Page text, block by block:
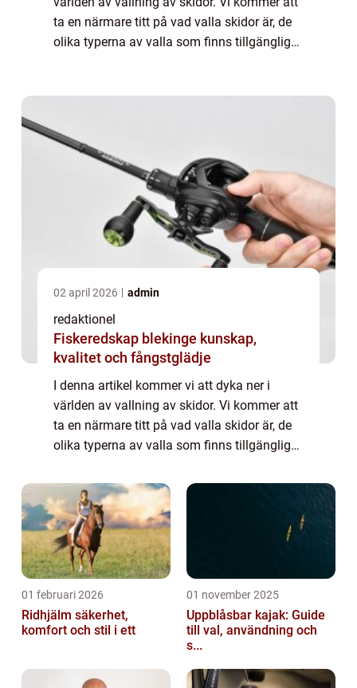
ta en närmare titt på vad valla skidor är, de
olika typerna av valla som finns tillgängliga,
02 april 2026 admin
redaktionel
Fiskeredskap blekinge kunskap,
kvalitet och fångstglädje
I denna artikel kommer vi att dyka ner i
världen av vallning av skidor. Vi kommer att
ta en närmare titt på vad valla skidor är, de
olika typerna av valla som finns tillgängliga,
olika valla kan skilja sig från...
01 februari 2026
Ridhjälm säkerhet,
komfort och stil i ett
01 november 2025
Uppblåsbar kajak: Guide
till val, användning och
s...